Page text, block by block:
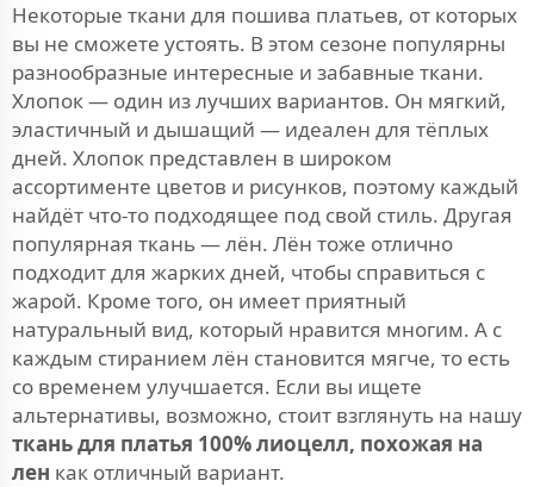
Некоторые ткани для пошива платьев, от которых
вы не сможете устоять. В этом сезоне популярны
разнообразные интересные и забавные ткани.
Хлопок — один из лучших вариантов. Он мягкий,
эластичный и дышащий — идеален для тёплых
дней. Хлопок представлен в широком
ассортименте цветов и рисунков, поэтому каждый
найдёт что-то подходящее под свой стиль. Другая
популярная ткань — лён. Лён тоже отлично
подходит для жарких дней, чтобы справиться с
жарой. Кроме того, он имеет приятный
натуральный вид, который нравится многим. А с
каждым стиранием лён становится мягче, то есть
со временем улучшается. Если вы ищете
альтернативы, возможно, стоит взглянуть на нашу
ткань для платья 100% лиоцелл, похожая на
лен как отличный вариант.